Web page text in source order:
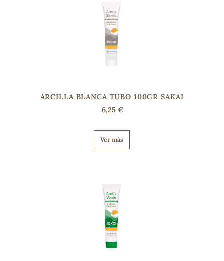
ARCILLA BLANCA TUBO 100GR SAKAI
6,25 €
Ver más